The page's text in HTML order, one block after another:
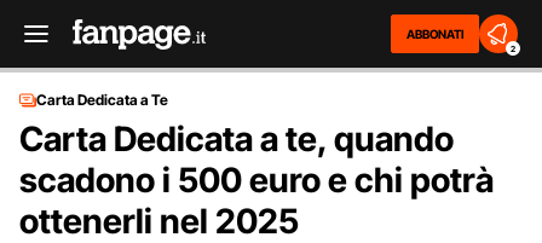
ABBONATI
2
Carta Dedicata a Te
Carta Dedicata a te, quando
scadono i 500 euro e chi potrà
ottenerli nel 2025